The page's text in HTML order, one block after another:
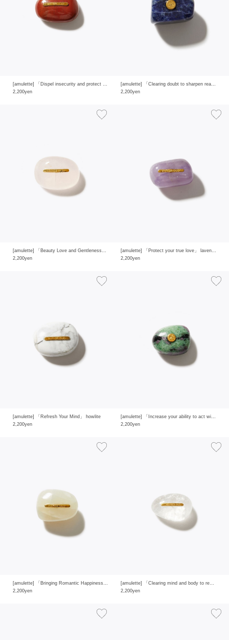
2,200yen
[amulette] 「Clearing doubt to sharpen reason and insight」sodalite
2,200yen
2,200yen
[amulette] 「Protect your true love」 lavender amethyst
2,200yen
[amulette] 「Refresh Your Mind」 howlite
2,200yen
[amulette] 「Increase your ability to act with intuition」 ruby in zoisite
2,200yen
[amulette] 「Bringing Romantic Happiness」white moon stone
2,200yen
[amulette] 「Clearing mind and body to reveal one’s true strength」clear quartz
2,200yen